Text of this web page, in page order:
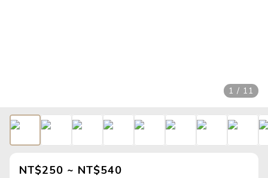
1 / 11
NT$250 ~ NT$540